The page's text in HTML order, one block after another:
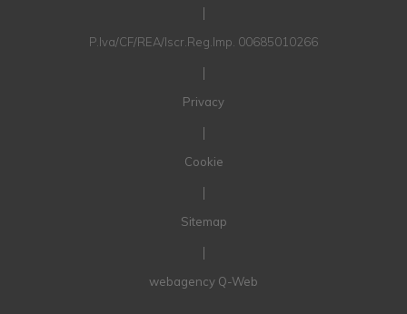
|
P.Iva/CF/REA/Iscr.Reg.Imp. 00685010266
|
Privacy
|
Cookie
|
Sitemap
|
webagency Q-Web